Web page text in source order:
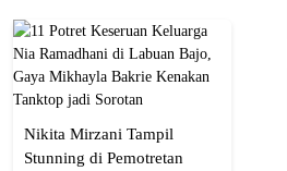
Nikita Mirzani Tampil
Stunning di Pemotretan